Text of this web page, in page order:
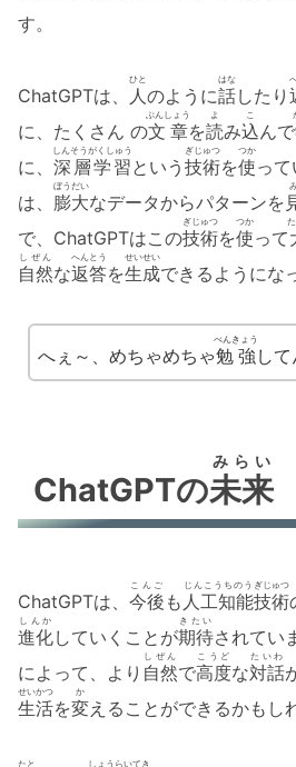
す。
ChatGPTは、 人
ひと
のように話
はな
したり
に、たくさん の文章
ぶんしょう
を読
よ
み込
こ
んで
に、 深層学習
しんそうがくしゅう
という 技術
ぎじゅつ
を使
つか
って
は、 膨大
ぼうだい
なデータからパターンを
で、ChatGPTはこの技術
ぎじゅつ
を使
つか
って
自然
しぜん
な返答
へんとう
を生成
せいせい
できるようにな
へぇ～、めちゃめちゃ勉強
べんきょう
して
ChatGPTの未来
みらい
ChatGPTは、 今後
こんご
も 人工知能
じんこうちのう
技術
ぎじゅつ
進化
しんか
していくことが期待
きたい
されてい
によって、より 自然
しぜん
で高度
こうど
な対話
たいわ
生活
せいかつ
を変
か
えることができるかもし
たと しょうらいてき